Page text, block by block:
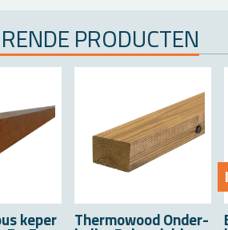
PRO­DUC­TEN
keper Ther­mo­wood On­der­